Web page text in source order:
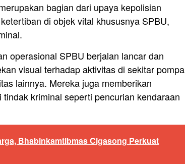
bagian dari upaya kepolisian
di objek vital khususnya SPBU,
operasional SPBU berjalan lancar dan
visual terhadap aktivitas di sekitar pompa
lainnya. Mereka juga memberikan
kriminal seperti pencurian kendaraan
Bhabinkamtibmas Cigasong Perkuat